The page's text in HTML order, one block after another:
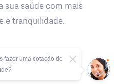
sua saúde com mais
e tranquilidade.
fazer uma cotação de